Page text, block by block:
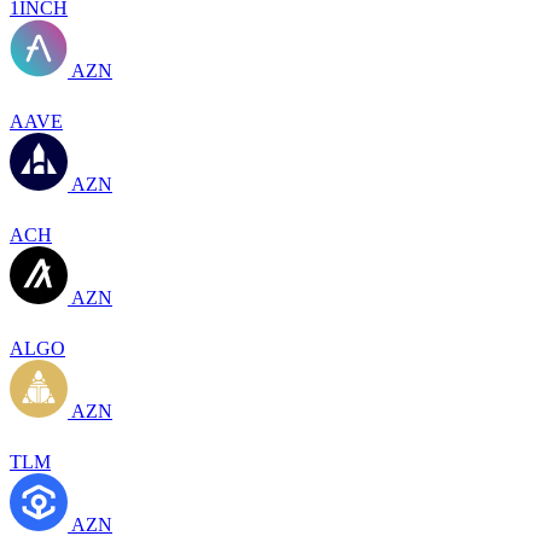
1INCH
AZN
AAVE
AZN
ACH
AZN
ALGO
AZN
TLM
AZN